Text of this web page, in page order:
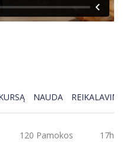
NAUDA
120 Pamokos 17h